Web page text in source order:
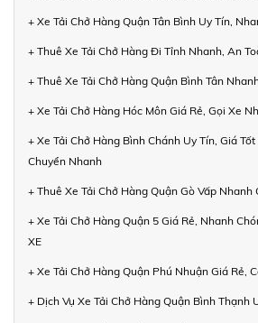
+ Xe Tải Chở Hàng Quận Tân Bình Uy Tín,
+ Thuê Xe Tải Chở Hàng Đi Tỉnh Nhanh, An
+ Thuê Xe Tải Chở Hàng Quận Bình Tân
+ Xe Tải Chở Hàng Hóc Môn Giá Rẻ, Gọi Xe
+ Xe Tải Chở Hàng Bình Chánh Uy Tín, Giá
Chuyển Nhanh
+ Thuê Xe Tải Chở Hàng Quận Gò Vấp Nhanh
+ Xe Tải Chở Hàng Quận 5 Giá Rẻ, Nhanh
XE
+ Xe Tải Chở Hàng Quận Phú Nhuận Giá Rẻ,
+ Dịch Vụ Xe Tải Chở Hàng Quận Bình Thạnh